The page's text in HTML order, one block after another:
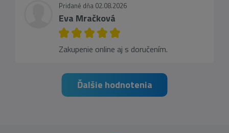
Pridané dňa 02.08.2026
Eva Mračková
Zakupenie online aj s doručením.
Ďalšie hodnotenia